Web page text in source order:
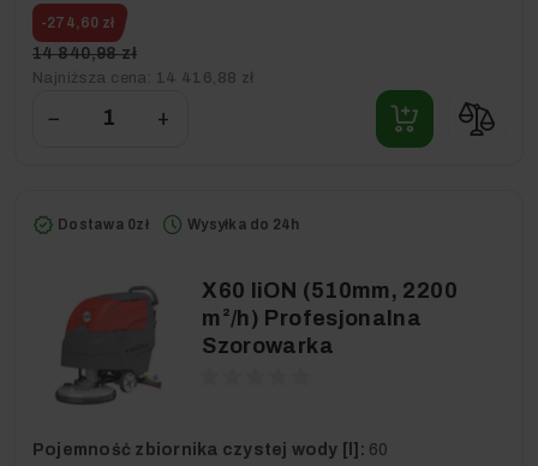
-274,60 zł
14 840,98 zł
Najniższa cena: 14 416,88 zł
− +
Dostawa 0zł Wysyłka do 24h
X60 liON (510mm, 2200
m²/h) Profesjonalna
Szorowarka
Pojemność zbiornika czystej wody [l]: 60